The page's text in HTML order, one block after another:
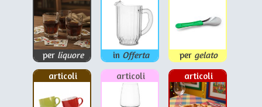
per liquore in Offerta per gelato
articoli
articoli articoli